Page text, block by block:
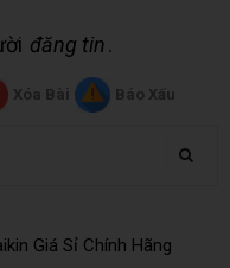
đăng tin.
Xóa Bài Báo Xấu
Giá Sỉ Chính Hãng